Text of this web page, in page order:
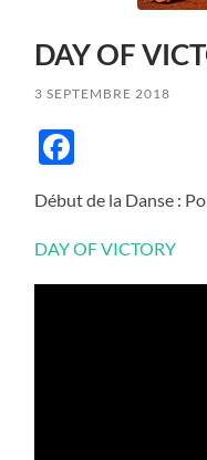
DAY OF
3 SEPTEMBRE 2018
Début de la Danse :
DAY OF VICTORY